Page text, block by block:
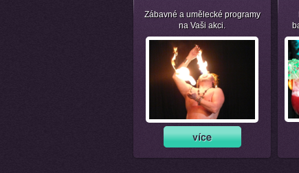
Zábavné a umělecké programy
na Vaši akci.